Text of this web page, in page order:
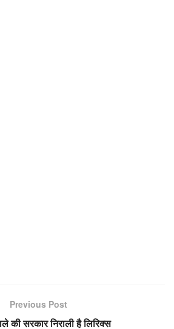
Previous Post
की सरकार निराली है लिरिक्स